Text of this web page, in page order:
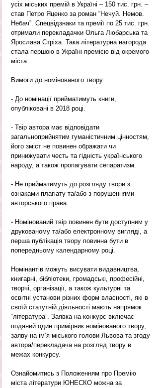
усіх міських премій в Україні – 150 тис. грн. –
став Петро Яценко за роман “Нечуй. Немов.
Небач”. Спецвідзнаки та премії по 25 тис. грн.
отримали перекладачки Ольга Любарська та
Ярослава Стріха. Така літературна нагорода
стала першою в Україні премією від окремого
міста.
Вимоги до номінованого твору:
- До номінації прийматимуть книги,
опубліковані в 2018 році.
- Твір автора має відповідати
загальноприйнятим гуманістичним цінностям,
його зміст не повинен ображати чи
принижувати честь та гідність українського
народу, а також пропагувати сепаратизм.
- Не прийматимуть до розгляду твори з
ознаками плагіату та/або з порушеннями
авторського права.
- Номінований твір повинен бути доступним у
друкованому та/або електронному вигляді, а
перша публікація твору повинна бути в
попередньому календарному році.
Номінантів можуть висувати видавництва,
книгарні, бібліотеки, громадські, професійні,
творчі, організації, а також культурні та
освітні установи різних форм власності, які в
своїй статутній діяльності мають напрямок
“література”. Заявка на конкурс включає
поданий один примірник номінованого твору,
заяву на ім’я міського голови Львова та згоду
автора/перекладача на розгляд твору в
межах конкурсу.
Ознайомитись з Положенням про Премію
міста літератури ЮНЕСКО можна за